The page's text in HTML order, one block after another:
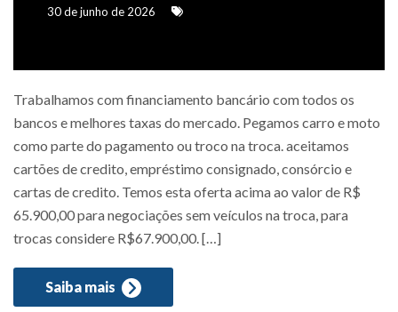
30 de junho de 2026
Trabalhamos com financiamento bancário com todos os
bancos e melhores taxas do mercado. Pegamos carro e moto
como parte do pagamento ou troco na troca. aceitamos
cartões de credito, empréstimo consignado, consórcio e
cartas de credito. Temos esta oferta acima ao valor de R$
65.900,00 para negociações sem veículos na troca, para
trocas considere R$67.900,00. […]
Saiba mais